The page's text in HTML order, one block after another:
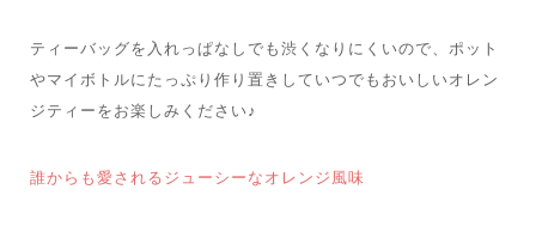
ティーバッグを入れっぱなしでも渋くなりにくいので、ポット
やマイボトルにたっぷり作り置きしていつでもおいしいオレン
ジティーをお楽しみください♪
誰からも愛されるジューシーなオレンジ風味